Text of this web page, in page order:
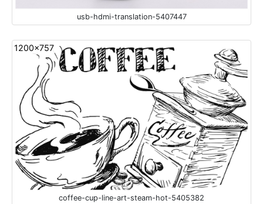
usb-hdmi-translation-5407447
1200x757
coffee-cup-line-art-steam-hot-5405382